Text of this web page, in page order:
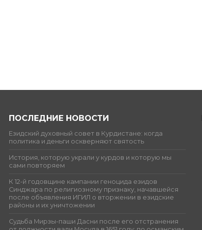
ПОСЛЕДНИЕ НОВОСТИ
Езидский духовный совет в Курдистане: когда
политика и деньги оскверняют святость
История, которую украли у курдов и которую мы
сами повторяем
К 12-й годовщине кампании геноцида езидов
Синджара по религиозному признаку, начавшейся
после объявления ИГИЛ о вторжении в езидские
районы и их уничтожении
Судьба Мирзы-паши Дасни после его отстранения